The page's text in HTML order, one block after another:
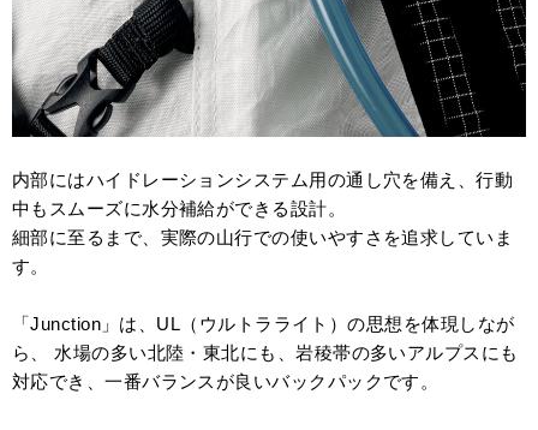
内部にはハイドレーションシステム用の通し穴を備え、行動
中もスムーズに水分補給ができる設計。
細部に至るまで、実際の山行での使いやすさを追求していま
す。
「Junction」は、UL（ウルトラライト）の思想を体現しなが
ら、 水場の多い北陸・東北にも、岩稜帯の多いアルプスにも
対応でき、一番バランスが良いバックパックです。